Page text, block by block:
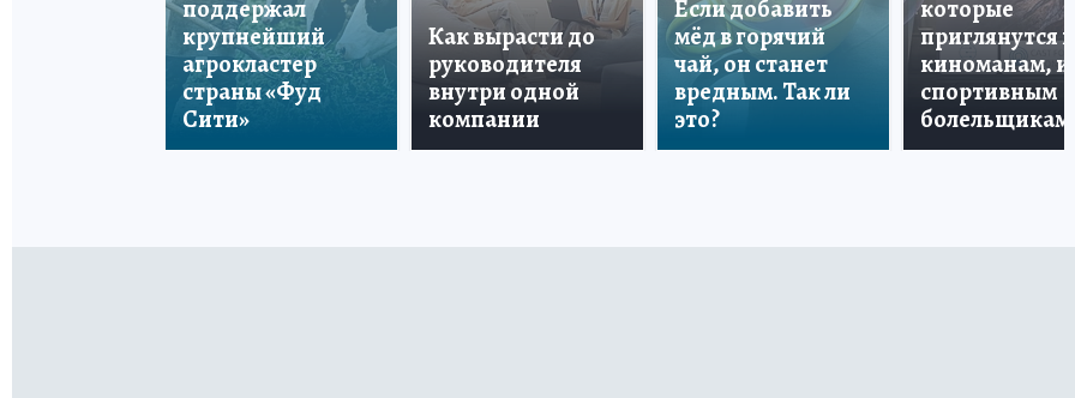
поддержал
крупнейший
агрокластер
страны «Фуд
Сити»
Как вырасти до
руководителя
внутри одной
компании
Если добавить
мёд в горячий
чай, он станет
вредным. Так ли
это?
которые
приглянутся и
киноманам, и
спортивным
болельщикам